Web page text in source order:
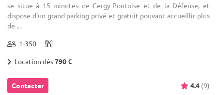
se situe à 15 minutes de Cergy-Pontoise et de la Défense, et
dispose d'un grand parking privé et gratuit pouvant accueillir plus
de ...
1-350
Location dès790 €
Contacter 4.4 (9)